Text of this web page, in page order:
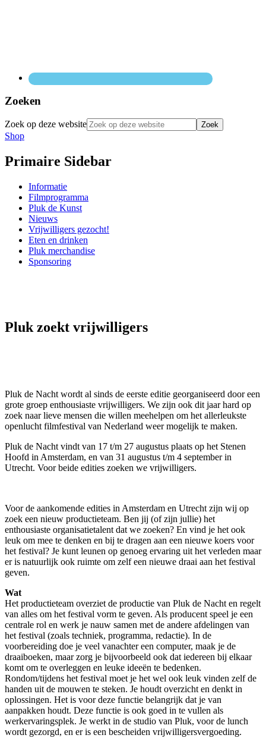
Zoeken
Zoek op deze website
Shop
Primaire Sidebar
Informatie
Filmprogramma
Pluk de Kunst
Nieuws
Vrijwilligers gezocht!
Eten en drinken
Pluk merchandise
Sponsoring
Pluk zoekt vrijwilligers
Pluk de Nacht wordt al sinds de eerste editie georganiseerd door een
grote groep enthousiaste vrijwilligers. We zijn ook dit jaar hard op
zoek naar lieve mensen die willen meehelpen om het allerleukste
openlucht filmfestival van Nederland weer mogelijk te maken.
Pluk de Nacht vindt van 17 t/m 27 augustus plaats op het Stenen
Hoofd in Amsterdam, en van 31 augustus t/m 4 september in
Utrecht. Voor beide edities zoeken we vrijwilligers.
Voor de aankomende edities in Amsterdam en Utrecht zijn wij op
zoek een nieuw productieteam. Ben jij (of zijn jullie) het
enthousiaste organisatietalent dat we zoeken? En vind je het ook
leuk om mee te denken en bij te dragen aan een nieuwe koers voor
het festival? Je kunt leunen op genoeg ervaring uit het verleden maar
er is natuurlijk ook ruimte om zelf een nieuwe draai aan het festival
geven.
Wat
Het productieteam overziet de productie van Pluk de Nacht en regelt
van alles om het festival vorm te geven. Als producent speel je een
centrale rol en werk je nauw samen met de andere afdelingen van
het festival (zoals techniek, programma, redactie). In de
voorbereiding doe je veel vanachter een computer, maak je de
draaiboeken, maar zorg je bijvoorbeeld ook dat iedereen bij elkaar
komt om te overleggen en leuke ideeën te bedenken.
Rondom/tijdens het festival moet je het wel ook leuk vinden zelf de
handen uit de mouwen te steken. Je houdt overzicht en denkt in
oplossingen. Het is voor deze functie belangrijk dat je van
aanpakken houdt. Deze functie is ook goed in te vullen als
werkervaringsplek. Je werkt in de studio van Pluk, voor de lunch
wordt gezorgd, en er is een bescheiden vrijwilligersvergoeding.